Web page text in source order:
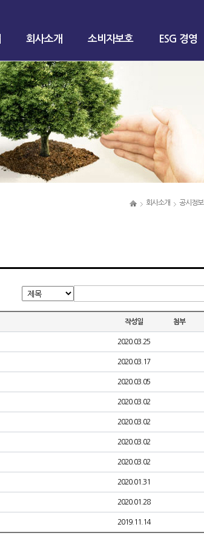
회사소개 소비자보호 ESG 경영
회사소개 공시정보
작성일 첨부
2020.03.25
2020.03.17
2020.03.05
2020.03.02
2020.03.02
2020.03.02
2020.03.02
2020.01.31
2020.01.28
2019.11.14